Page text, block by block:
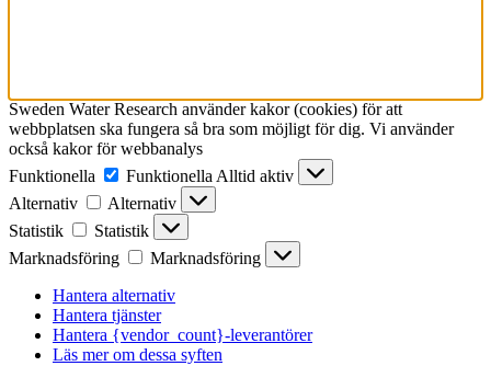
Sweden Water Research använder kakor (cookies) för att
webbplatsen ska fungera så bra som möjligt för dig. Vi använder
också kakor för webbanalys
Funktionella
Funktionella Alltid aktiv
Alternativ
Alternativ
Statistik
Statistik
Marknadsföring
Marknadsföring
Hantera alternativ
Hantera tjänster
Hantera {vendor_count}-leverantörer
Läs mer om dessa syften